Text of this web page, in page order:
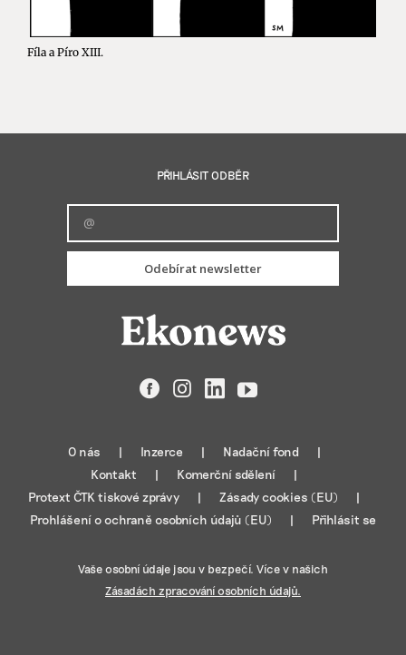
Fíla a Píro XIII.
PŘIHLÁSIT ODBĚR
Odebírat newsletter
FacebookInstagramLinkedIn
YouTube
O nás Inzerce
Nadační fond
Kontakt
Komerční sdělení
Protext ČTK tiskové zprávy
Zásady cookies (EU)
Prohlášení o ochraně osobních údajů (EU)
Přihlásit se
Vaše osobní údaje jsou v bezpečí. Více v našich
Zásadách zpracování osobních údajů.